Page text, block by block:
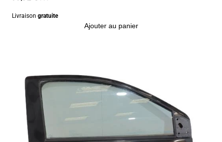
Livraison gratuite
Ajouter au panier